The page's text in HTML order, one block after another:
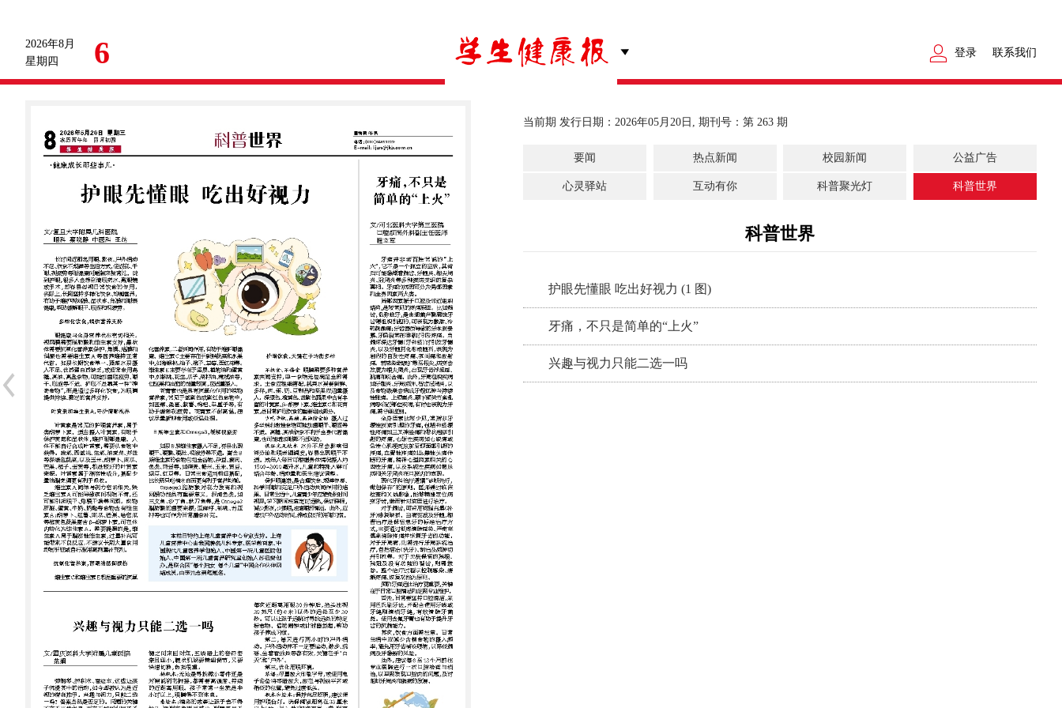
2026年8月
星期四
6 登录 联系我们
当前期 发行日期：2026年05月20日, 期刊号：第 263 期
要闻 热点新闻 校园新闻 公益广告
心灵驿站 互动有你 科普聚光灯 科普世界
科普世界
护眼先懂眼 吃出好视力 (1 图)
牙痛，不只是简单的“上火”
兴趣与视力只能二选一吗